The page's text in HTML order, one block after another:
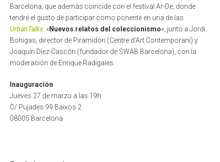
Barcelona, que además coincide con el festival Ar-De, donde
tendré el gusto de participar como ponente en una de las
UrbanTalks: «Nuevos relatos del coleccionismo«, junto a Jordi
Bohigas, director de Piramidón (Centre d’Art Contemporani) y
Joaquín Díez-Cascón (fundador de SWAB Barcelona), con la
moderación de Enrique Radigales.
Inauguración
Jueves 27 de marzo a las 19h
C/ Pujades 99 Baixos 2
08005 Barcelona